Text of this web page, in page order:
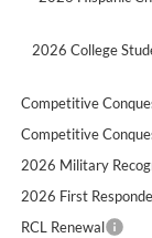
2026 College
Competitive
Competitive
2026 Military
2026 First
RCL Renewal